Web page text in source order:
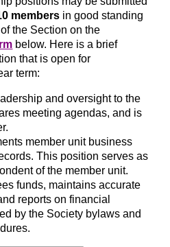
members in good standing
the Section on the
below. Here is a brief
that is open for
term:
and oversight to the
meeting agendas, and is
member unit business
This position serves as
of the member unit.
funds, maintains accurate
reports on financial
by the Society bylaws and